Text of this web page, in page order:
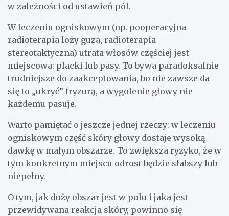
w zależności od ustawień pól.
W leczeniu ogniskowym (np. pooperacyjna
radioterapia loży guza, radioterapia
stereotaktyczna) utrata włosów częściej jest
miejscowa: placki lub pasy. To bywa paradoksalnie
trudniejsze do zaakceptowania, bo nie zawsze da
się to „ukryć” fryzurą, a wygolenie głowy nie
każdemu pasuje.
Warto pamiętać o jeszcze jednej rzeczy: w leczeniu
ogniskowym część skóry głowy dostaje wysoką
dawkę w małym obszarze. To zwiększa ryzyko, że w
tym konkretnym miejscu odrost będzie słabszy lub
niepełny.
O tym, jak duży obszar jest w polu i jaka jest
przewidywana reakcja skóry, powinno się